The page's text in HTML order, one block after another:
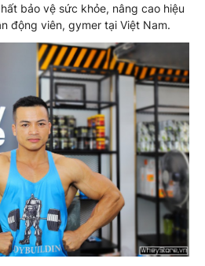
bảo vệ sức khỏe, nâng cao hiệu
động viên, gymer tại Việt Nam.